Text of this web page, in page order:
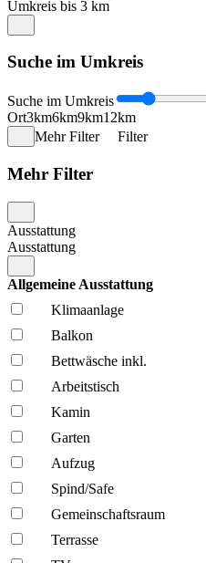
Umkreis bis 3 km
Suche im Umkreis
Suche im Umkreis
Ort3km6km9km12km
Mehr Filter
Filter
Mehr Filter
Ausstattung
Ausstattung
Allgemeine Ausstattung
Klima­anlage
Balkon
Bettwäsche inkl.
Arbeitstisch
Kamin
Garten
Aufzug
Spind/Safe
Gemeinschafts­raum
Terrasse